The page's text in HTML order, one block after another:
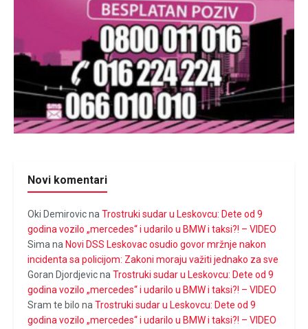
Novi komentari
Oki DemirovicnaTrostruki sudar u Leskovcu: Dete od 9
godina vozilo „mercedes“ i udarilo u BMW i taksi?! – VIDEO
Simana Novi DSS Leskovac osudio govor mržnje nakon
incidenta sa policijom: Zakoni moraju važiti jednako za sve
Goran DjordjevicnaTrostruki sudar u Leskovcu: Dete od 9
godina vozilo „mercedes“ i udarilo u BMW i taksi?! – VIDEO
Sram te bilo naTrostruki sudar u Leskovcu: Dete od 9
godina vozilo „mercedes“ i udarilo u BMW i taksi?! – VIDEO